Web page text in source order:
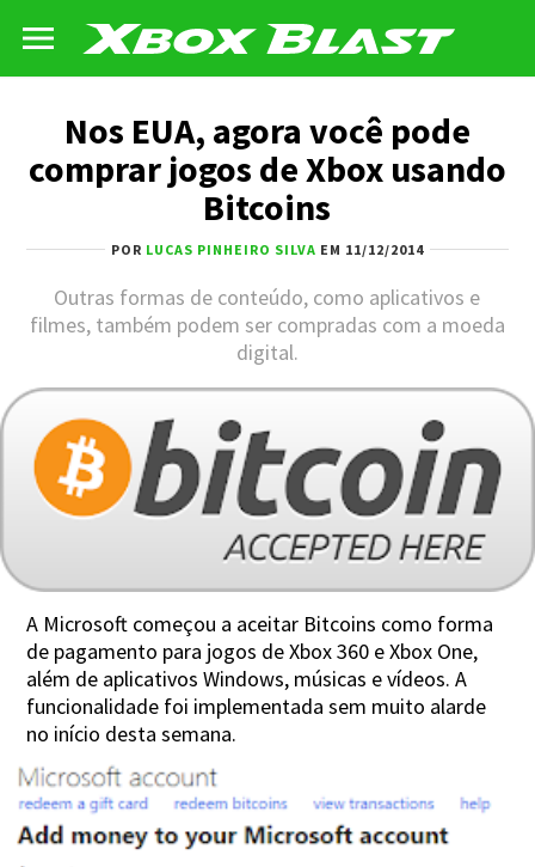
Nos EUA, agora você pode
comprar jogos de Xbox usando
Bitcoins
POR LUCAS PINHEIRO SILVA EM 11/12/2014
Outras formas de conteúdo, como aplicativos e
filmes, também podem ser compradas com a moeda
digital.
A Microsoft começou a aceitar Bitcoins como forma
de pagamento para jogos de Xbox 360 e Xbox One,
além de aplicativos Windows, músicas e vídeos. A
funcionalidade foi implementada sem muito alarde
no início desta semana.